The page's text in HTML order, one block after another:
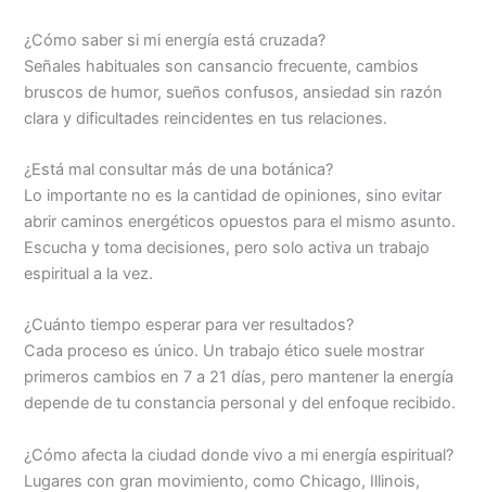
¿Cómo saber si mi energía está cruzada?
Señales habituales son cansancio frecuente, cambios
bruscos de humor, sueños confusos, ansiedad sin razón
clara y dificultades reincidentes en tus relaciones.
¿Está mal consultar más de una botánica?
Lo importante no es la cantidad de opiniones, sino evitar
abrir caminos energéticos opuestos para el mismo asunto.
Escucha y toma decisiones, pero solo activa un trabajo
espiritual a la vez.
¿Cuánto tiempo esperar para ver resultados?
Cada proceso es único. Un trabajo ético suele mostrar
primeros cambios en 7 a 21 días, pero mantener la energía
depende de tu constancia personal y del enfoque recibido.
¿Cómo afecta la ciudad donde vivo a mi energía espiritual?
Lugares con gran movimiento, como Chicago, Illinois,